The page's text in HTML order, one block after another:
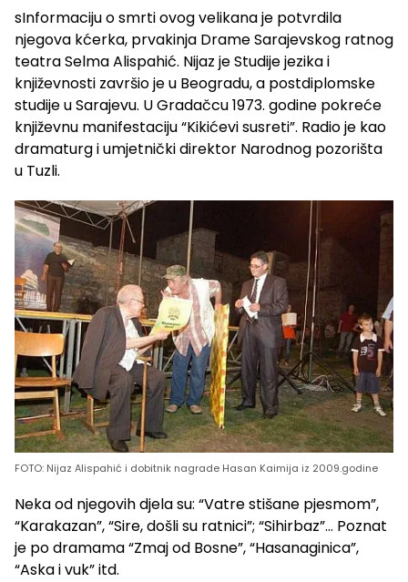
sInformaciju o smrti ovog velikana je potvrdila
njegova kćerka, prvakinja Drame Sarajevskog ratnog
teatra Selma Alispahić. Nijaz je Studije jezika i
književnosti završio je u Beogradu, a postdiplomske
studije u Sarajevu. U Gradačcu 1973. godine pokreće
književnu manifestaciju “Kikićevi susreti”. Radio je kao
dramaturg i umjetnički direktor Narodnog pozorišta
u Tuzli.
FOTO: Nijaz Alispahić i dobitnik nagrade Hasan Kaimija iz 2009.godine
Neka od njegovih djela su: “Vatre stišane pjesmom”,
“Karakazan”, “Sire, došli su ratnici”; “Sihirbaz”… Poznat
je po dramama “Zmaj od Bosne”, “Hasanaginica”,
“Aska i vuk” itd.